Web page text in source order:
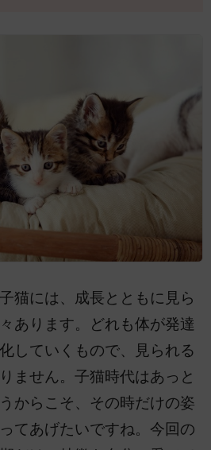
猫には、成長とともに見ら
あります。どれも体が発達
していくもので、見られる
ません。子猫時代はあっと
からこそ、その時だけの姿
てあげたいですね。今回の